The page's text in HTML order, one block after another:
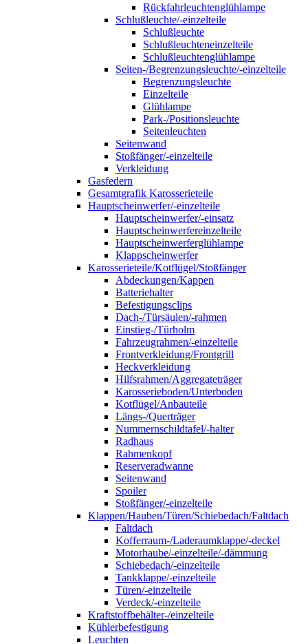
Rückfahrleuchtenglühlampe
Schlußleuchte/-einzelteile
Schlußleuchte
Schlußleuchteneinzelteile
Schlußleuchtenglühlampe
Seiten-/Begrenzungsleuchte/-einzelteile
Begrenzungsleuchte
Einzelteile
Glühlampe
Park-/Positionsleuchte
Seitenleuchten
Seitenwand
Stoßfänger/-einzelteile
Verkleidung
Gasfedern
Gesamtgrafik Karosserieteile
Hauptscheinwerfer/-einzelteile
Hauptscheinwerfer/-einsatz
Hauptscheinwerfereinzelteile
Hauptscheinwerferglühlampe
Klappscheinwerfer
Karosserieteile/Kotflügel/Stoßfänger
Abdeckungen/Kappen
Batteriehalter
Befestigungsclips
Dach-/Türsäulen/-rahmen
Einstieg-/Türholm
Fahrzeugrahmen/-einzelteile
Frontverkleidung/Frontgrill
Heckverkleidung
Hilfsrahmen/Aggregateträger
Karosserieboden/Unterboden
Kotflügel/Anbauteile
Längs-/Querträger
Nummernschildtafel/-halter
Radhaus
Rahmenkopf
Reserveradwanne
Seitenwand
Spoiler
Stoßfänger/-einzelteile
Klappen/Hauben/Türen/Schiebedach/Faltdach
Faltdach
Kofferraum-/Laderaumklappe/-deckel
Motorhaube/-einzelteile/-dämmung
Schiebedach/-einzelteile
Tankklappe/-einzelteile
Türen/-einzelteile
Verdeck/-einzelteile
Kraftstoffbehälter-/einzelteile
Kühlerbefestigung
Leuchten